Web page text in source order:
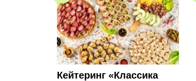
Кейтеринг «Классика